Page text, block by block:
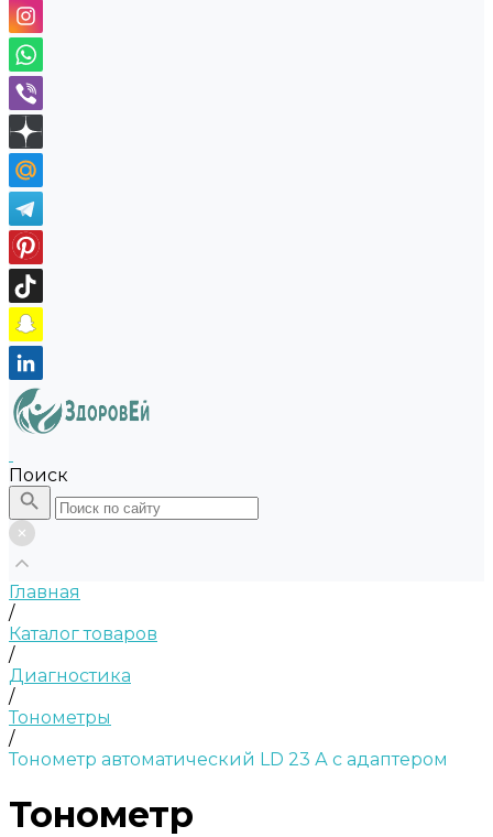
Поиск
Главная
/
Каталог товаров
/
Диагностика
/
Тонометры
/
Тонометр автоматический LD 23 А с адаптером
Тонометр